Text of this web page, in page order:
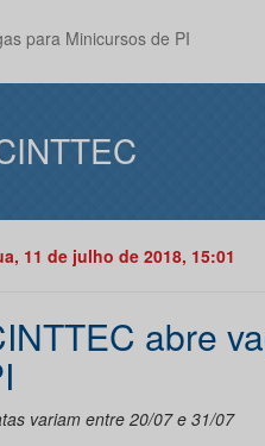
para Minicursos de PI
11 de julho de 2018, 15:01
abre
variam entre 20/07 e 31/07